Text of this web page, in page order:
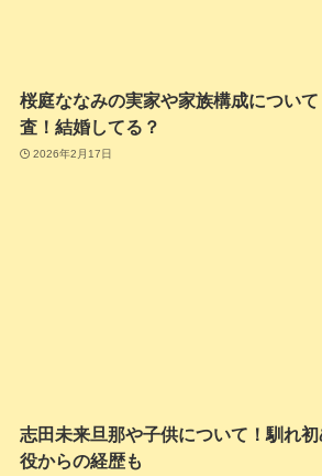
桜庭ななみの実家や家族構成につい
査！結婚してる？
2026年2月17日
志田未来旦那や子供について！馴れ
役からの経歴も